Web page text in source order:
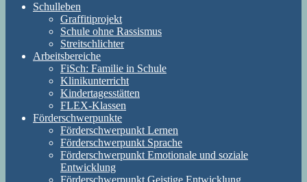
Schulleben
Graffitiprojekt
Schule ohne Rassismus
Streitschlichter
Arbeitsbereiche
FiSch: Familie in Schule
Klinikunterricht
Kindertagesstätten
FLEX-Klassen
Förderschwerpunkte
Förderschwerpunkt Lernen
Förderschwerpunkt Sprache
Förderschwerpunkt Emotionale und soziale
Entwicklung
Förderschwerpunkt Geistige Entwicklung